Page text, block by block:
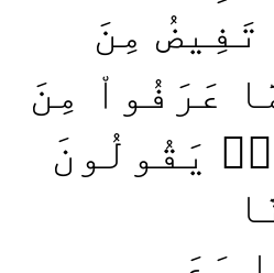
مِنَ
عَرَفُواْ مِنَ
يَقُولُونَ